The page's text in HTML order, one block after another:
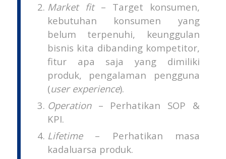
Market fit– Target konsumen,
kebutuhan konsumen yang
belum terpenuhi, keunggulan
bisnis kita dibanding kompetitor,
fitur apa saja yang dimiliki
produk, pengalaman pengguna
(user experience).
Operation– Perhatikan SOP &
KPI.
Lifetime– Perhatikan masa
kadaluarsa produk.